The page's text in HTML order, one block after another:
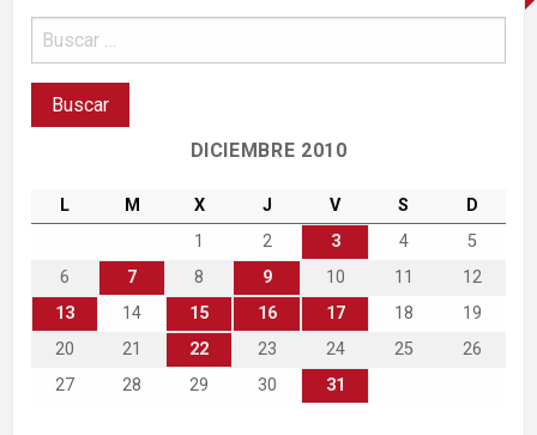
DICIEMBRE 2010
L M X J V S
D
1
2 3 4
5
6
7 8 9 10 11
12
13
14 15 16 17 18
19
20
21 22 23 24 25
26
27
28 29 30 31